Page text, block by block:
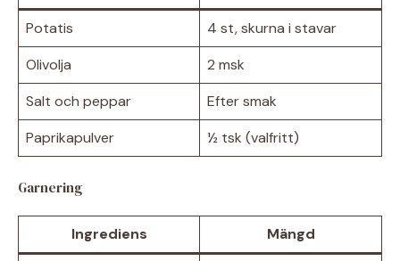
Potatis
4 st, skurna i stavar
Olivolja
2 msk
Salt och peppar
Efter smak
Paprikapulver
½ tsk (valfritt)
Garnering
Ingrediens Mängd